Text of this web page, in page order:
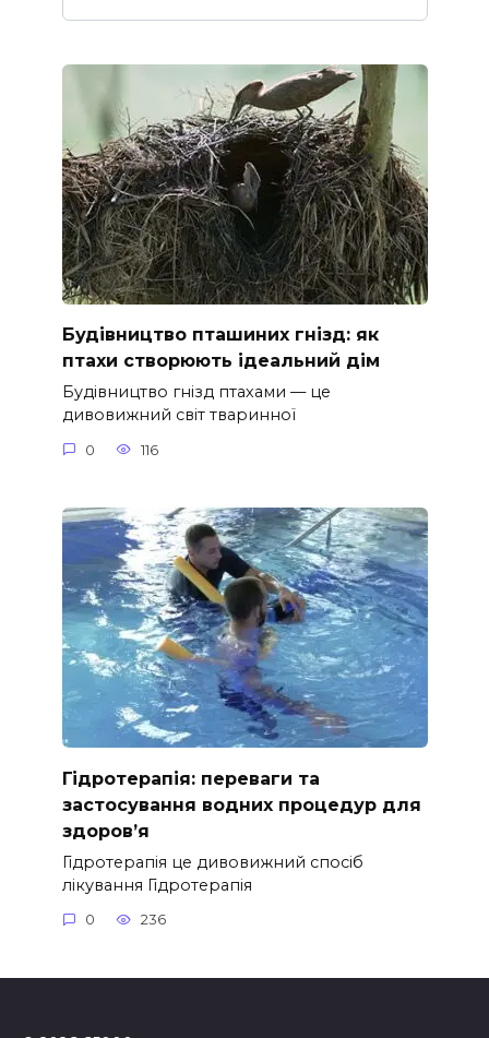
Будівництво пташиних гнізд: як
птахи створюють ідеальний дім
Будівництво гнізд птахами — це
дивовижний світ тваринної
0 116
Гідротерапія: переваги та
застосування водних процедур для
здоров’я
Гідротерапія це дивовижний спосіб
лікування Гідротерапія
0 236